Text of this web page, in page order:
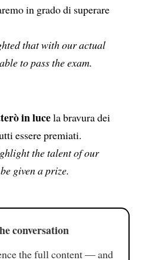
in grado di superare
that with our actual
to pass the exam.
in lucela bravura dei
essere premiati.
the talent of our
given a prize.
conversation
the full content — and